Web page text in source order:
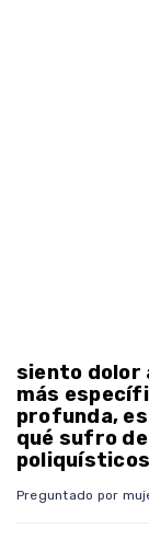
siento dolor
más
profunda,
qué sufro
Preguntado por